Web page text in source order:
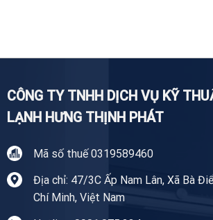
Giang
CÔNG TY TNHH DỊCH VỤ KỸ
LẠNH HƯNG THỊNH PHÁT
Mã số thuế 0319589460
Địa chỉ: 47/3C Ấp Nam Lân, Xã Bà
Chí Minh, Việt Nam